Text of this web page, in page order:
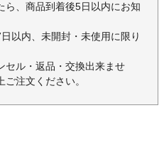
ら、商品到着後5日以内にお知
以内、未開封・未使用に限り
セル・返品・交換出来ませ
注文ください。